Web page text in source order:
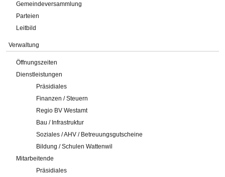
Gemeindeversammlung
Parteien
Leitbild
Verwaltung
Öffnungszeiten
Dienstleistungen
Präsidiales
Finanzen / Steuern
Regio BV Westamt
Bau / Infrastruktur
Soziales / AHV / Betreuungsgutscheine
Bildung / Schulen Wattenwil
Mitarbeitende
Präsidiales